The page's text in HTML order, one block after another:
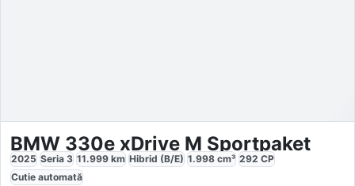
BMW 330e xDrive M Sportpaket
2025 Seria 3 11.999 km Hibrid (B/E) 1.998 cm³ 292 CP
Cutie automată